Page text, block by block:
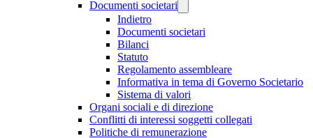
Documenti societari
Indietro
Documenti societari
Bilanci
Statuto
Regolamento assembleare
Informativa in tema di Governo Societario
Sistema di valori
Organi sociali e di direzione
Conflitti di interessi soggetti collegati
Politiche di remunerazione